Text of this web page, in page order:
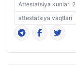
Attestatsiya kunlari
attestatsiya vaqtlari